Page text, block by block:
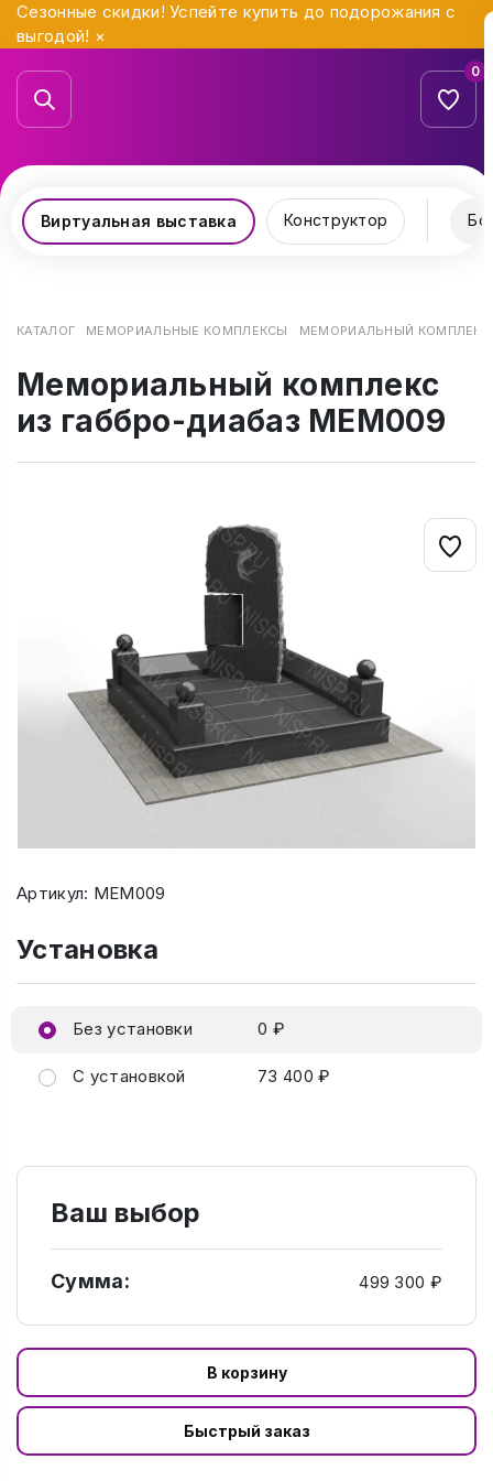
Сезонные скидки! Успейте купить до подорожания с
выгодой! ×
0
Виртуальная выставка Конструктор
КАТАЛОГ МЕМОРИАЛЬНЫЕ КОМПЛЕКСЫ МЕМОРИАЛЬНЫЙ
Мемориальный комплекс
из габбро-диабаз МЕМ009
Артикул: МЕМ009
Установка
Без установки 0 ₽
С установкой 73 400 ₽
Ваш выбор
Сумма: 499 300 ₽
В корзину
Быстрый заказ